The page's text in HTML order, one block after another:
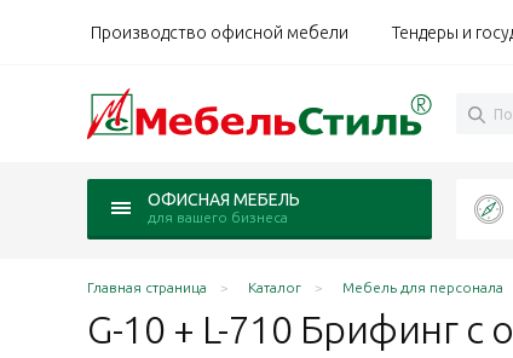
Производство офисной мебели Тендеры и
ОФИСНАЯ МЕБЕЛЬ
для вашего бизнеса
Главная страница Каталог Мебель для персонала
G-10 + L-710 Брифинг с